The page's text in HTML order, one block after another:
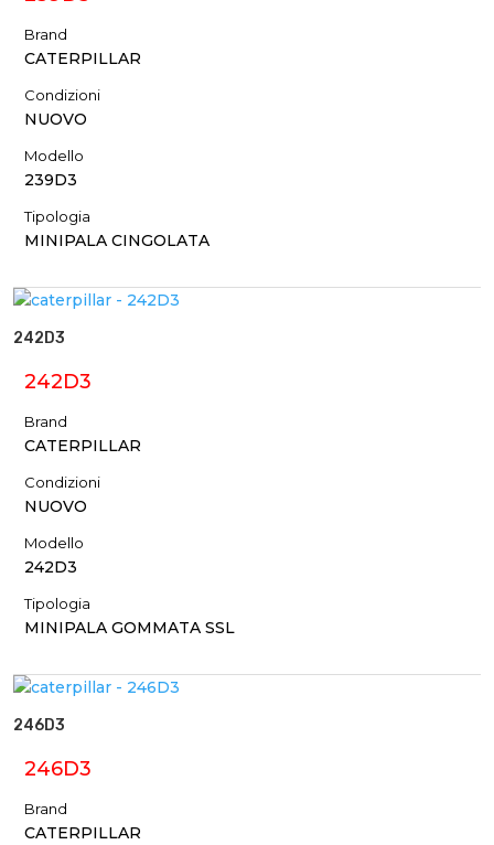
Brand
CATERPILLAR
Condizioni
NUOVO
Modello
239D3
Tipologia
MINIPALA CINGOLATA
242D3
242D3
Brand
CATERPILLAR
Condizioni
NUOVO
Modello
242D3
Tipologia
MINIPALA GOMMATA SSL
246D3
246D3
Brand
CATERPILLAR